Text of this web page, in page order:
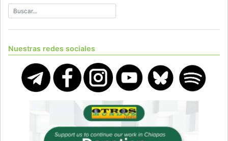
Nuestras redes sociales